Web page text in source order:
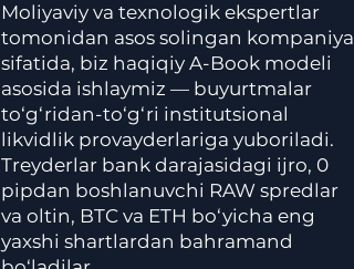
Moliyaviy va texnologik ekspertlar
tomonidan asos solingan kompaniya
sifatida, biz haqiqiy A-Book modeli
asosida ishlaymiz — buyurtmalar
to‘g‘ridan-to‘g‘ri institutsional
likvidlik provayderlariga yuboriladi.
Treyderlar bank darajasidagi ijro, 0
pipdan boshlanuvchi RAW spredlar
va oltin, BTC va ETH bo‘yicha eng
yaxshi shartlardan bahramand